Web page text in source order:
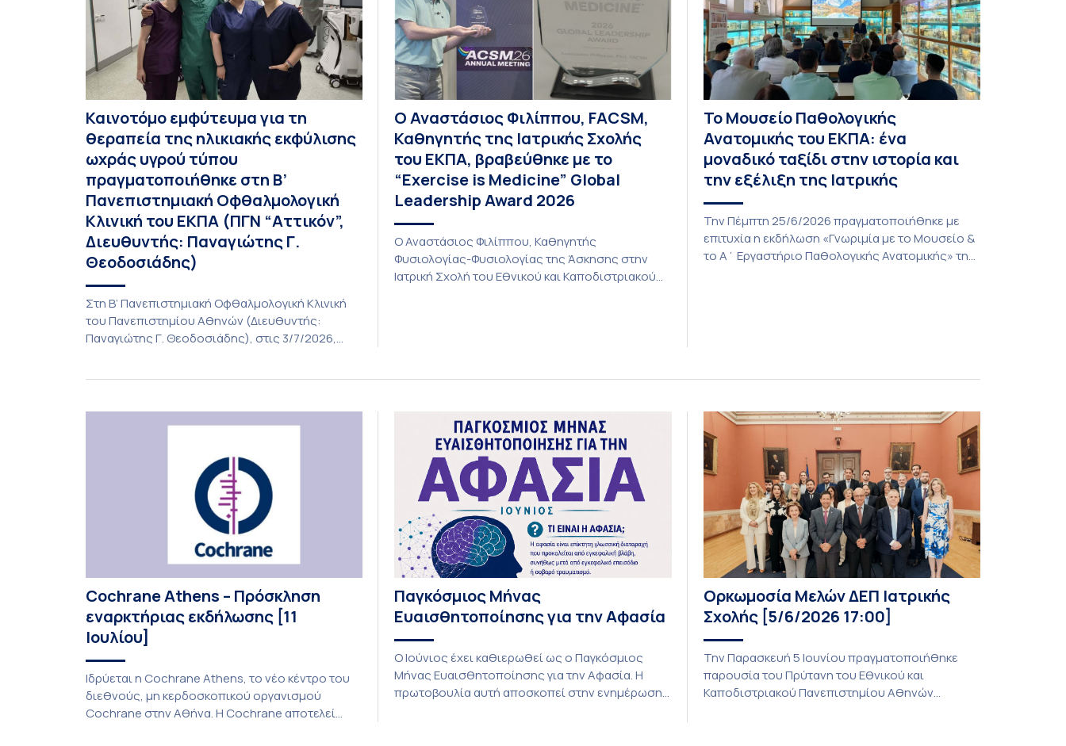
Καινοτόμο εμφύτευμα για τη
θεραπεία της ηλικιακής εκφύλισης
ωχράς υγρού τύπου
πραγματοποιήθηκε στη Β’
Πανεπιστημιακή Οφθαλμολογική
Κλινική του ΕΚΠΑ (ΠΓΝ “Αττικόν”,
Διευθυντής: Παναγιώτης Γ.
Θεοδοσιάδης)
Στη Β’ Πανεπιστημιακή Οφθαλμολογική Κλινική
του Πανεπιστημίου Αθηνών (Διευθυντής:
Παναγιώτης Γ. Θεοδοσιάδης), στις 3/7/2026,
Sightspire σε ασθενή 82 ετών με ηλικιακή
εκφύλιση ωχράς υγρού τύπου. Το ένθεμα αυτό
νεοαγγειακή ηλικιακή εκφύλιση ωχράς, […]
Ο Αναστάσιος Φιλίππου, FACSM,
Καθηγητής της Ιατρικής Σχολής
του ΕΚΠΑ, βραβεύθηκε με το
“Exercise is Medicine” Global
Leadership Award 2026
Ο Αναστάσιος Φιλίππου, Καθηγητής
Φυσιολογίας-Φυσιολογίας της Άσκησης στην
Ιατρική Σχολή του Εθνικού και Καποδιστριακού
προσωπικότητες, των οποίων η ηγετική δράση
Το Μουσείο Παθολογικής
Ανατομικής του ΕΚΠΑ: ένα
μοναδικό ταξίδι στην ιστορία και
την εξέλιξη της Ιατρικής
Την Πέμπτη 25/6/2026 πραγματοποιήθηκε με
επιτυχία η εκδήλωση «Γνωριμία με το Μουσείο &
το Α΄ Εργαστήριο Παθολογικής Ανατομικής» της
άσκηση της […]
Cochrane Athens – Πρόσκληση
εναρκτήριας εκδήλωσης [11
Ιουλίου]
Ιδρύεται η Cochrane Athens, το νέο κέντρο του
διεθνούς, μη κερδοσκοπικού οργανισμού
Cochrane στην Αθήνα. Η Cochrane αποτελεί
Παγκόσμιος Μήνας
Ευαισθητοποίησης για την Αφασία
Ο Ιούνιος έχει καθιερωθεί ως ο Παγκόσμιος
Μήνας Ευαισθητοποίησης για την Αφασία. Η
πρωτοβουλία αυτή αποσκοπεί στην ενημέρωση
Ορκωμοσία Μελών ΔΕΠ Ιατρικής
Σχολής [5/6/2026 17:00]
Την Παρασκευή 5 Ιουνίου πραγματοποιήθηκε
παρουσία του Πρύτανη του Εθνικού και
Καποδιστριακού Πανεπιστημίου Αθηνών